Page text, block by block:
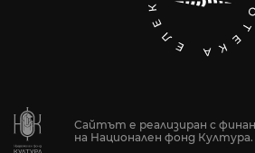
Сайтът е реализиран с
на Национален фонд Култура.